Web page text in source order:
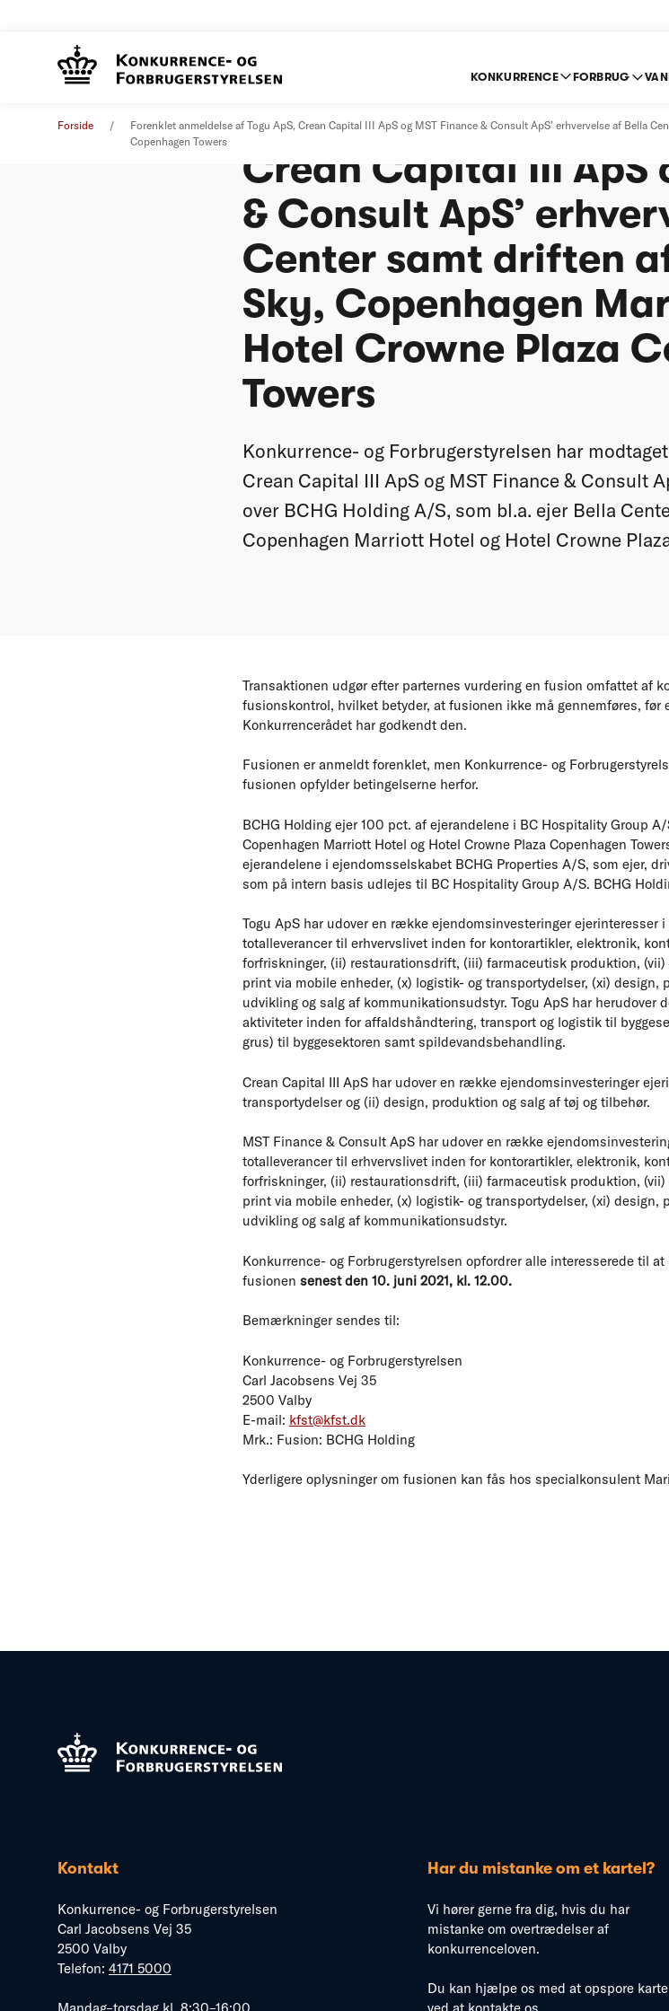
KONKURRENCE FORBRUG
Forside
Forenklet anmeldelse af Togu ApS, Crean Capital III ApS og MST Finance & Consult ApS’ erhvervelse af Bella
Copenhagen Towers
01. juni 2021
Forenklet anmeldelse
Crean Capital III ApS
& Consult ApS’
Center samt driften
Sky, Copenhagen
Hotel Crowne Plaza
Towers
Konkurrence- og Forbrugerstyrelsen har
Crean Capital III ApS og MST Finance & Consult
over BCHG Holding A/S, som bl.a. ejer Bella
Copenhagen Marriott Hotel og Hotel Crowne
Transaktionen udgør efter parternes vurdering en fusion omfattet af
fusionskontrol, hvilket betyder, at fusionen ikke må gennemføres, før
Konkurrencerådet har godkendt den.
Fusionen er anmeldt forenklet, men Konkurrence- og
fusionen opfylder betingelserne herfor.
BCHG Holding ejer 100 pct. af ejerandelene i BC Hospitality Group
Copenhagen Marriott Hotel og Hotel Crowne Plaza Copenhagen
ejerandelene i ejendomsselskabet BCHG Properties A/S, som ejer,
som på intern basis udlejes til BC Hospitality Group A/S. BCHG
Togu ApS har udover en række ejendomsinvesteringer ejerinteresser
totalleverancer til erhvervslivet inden for kontorartikler, elektronik,
forfriskninger, (ii) restaurationsdrift, (iii) farmaceutisk produktion,
print via mobile enheder, (x) logistik- og transportydelser, (xi) design,
udvikling og salg af kommunikationsudstyr. Togu ApS har herudover
aktiviteter inden for affaldshåndtering, transport og logistik til
grus) til byggesektoren samt spildevandsbehandling.
Crean Capital III ApS har udover en række ejendomsinvesteringer
transportydelser og (ii) design, produktion og salg af tøj og tilbehør.
MST Finance & Consult ApS har udover en række
totalleverancer til erhvervslivet inden for kontorartikler, elektronik,
forfriskninger, (ii) restaurationsdrift, (iii) farmaceutisk produktion,
print via mobile enheder, (x) logistik- og transportydelser, (xi) design,
udvikling og salg af kommunikationsudstyr.
Konkurrence- og Forbrugerstyrelsen opfordrer alle interesserede til
fusionen senest den 10. juni 2021, kl. 12.00.
Bemærkninger sendes til:
Konkurrence- og Forbrugerstyrelsen
Carl Jacobsens Vej 35
2500 Valby
E-mail: kfst@kfst.dk
Mrk.: Fusion: BCHG Holding
Yderligere oplysninger om fusionen kan fås hos specialkonsulent
Kontakt
Konkurrence- og Forbrugerstyrelsen
Carl Jacobsens Vej 35
2500 Valby
Telefon: 4171 5000
Har du mistanke om et kartel?
Vi hører gerne fra dig, hvis du har
mistanke om overtrædelser af
konkurrenceloven.
Du kan hjælpe os med at opspore